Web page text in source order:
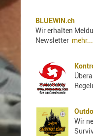
BLUEWIN.ch
Wir erhalten
Newsletter mehr...
Wir